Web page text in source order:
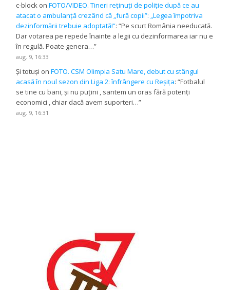
c-block onFOTO/VIDEO. Tineri reținuți de poliție după ce au
atacat o ambulanță crezând că „fură copii”: „Legea împotriva
dezinformării trebuie adoptată!”: “Pe scurt România needucată.
Dar votarea pe repede înainte a legii cu dezinformarea iar nu e
în regulă. Poate genera…”
aug. 9, 16:33
Și totuși onFOTO. CSM Olimpia Satu Mare, debut cu stângul
acasă în noul sezon din Liga 2: înfrângere cu Reșița: “Fotbalul
se tine cu bani, și nu puțini , santem un oras fără potenți
economici , chiar dacă avem suporteri…”
aug. 9, 16:31